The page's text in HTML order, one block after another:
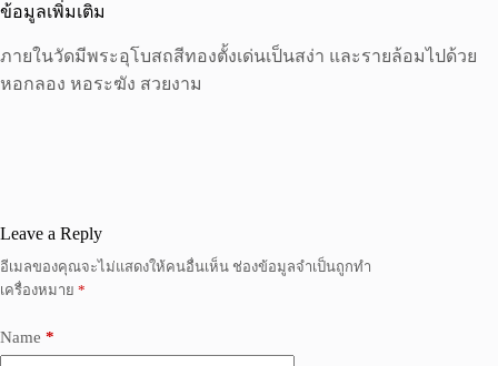
ข้อมูลเพิ่มเติม
ภายในวัดมีพระอุโบสถสีทองตั้งเด่นเป็นสง่า และรายล้อมไปด้วย
หอกลอง หอระฆัง สวยงาม
Leave a Reply
อีเมลของคุณจะไม่แสดงให้คนอื่นเห็น ช่องข้อมูลจำเป็นถูกทำ
เครื่องหมาย *
Name *